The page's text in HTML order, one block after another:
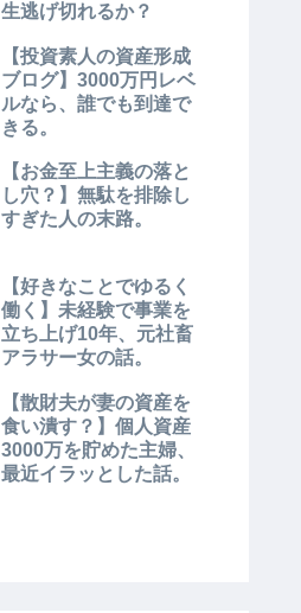
生逃げ切れるか？
【投資素人の資産形成
ブログ】3000万円レベ
ルなら、誰でも到達で
きる。
【お金至上主義の落と
し穴？】無駄を排除し
すぎた人の末路。
【好きなことでゆるく
働く】未経験で事業を
立ち上げ10年、元社畜
アラサー女の話。
【散財夫が妻の資産を
食い潰す？】個人資産
3000万を貯めた主婦、
最近イラッとした話。